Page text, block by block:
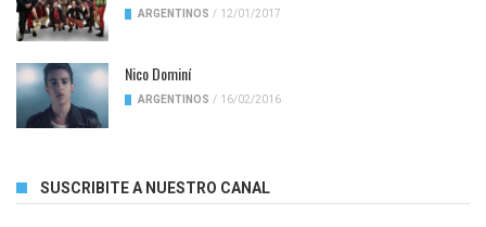
ARGENTINOS / 12/01/2017
Nico Dominí
ARGENTINOS / 16/02/2016
SUSCRIBITE A NUESTRO CANAL